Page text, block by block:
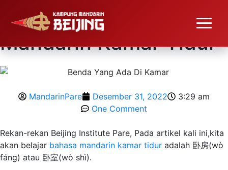
#Belajar Bahasa
Mandarin Kamar Tidur
MandarinPare Desember 31, 2022
3:29 am
One Comment
Rekan-rekan Beijing Institute Pare, Pada artikel kali ini,kita
akan belajar bahasa mandarin kamar tidur adalah 卧房(wò
fáng) atau 卧室(wò shì).